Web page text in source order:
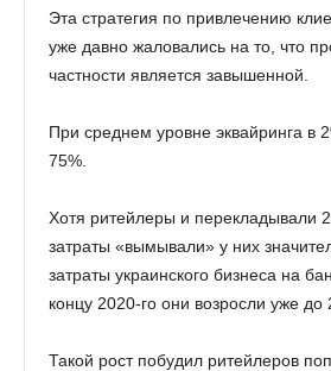
Эта стратегия по привлечению
уже давно жаловались на то, что
частности является завышенной.
При среднем уровне эквайринга в
75%.
Хотя ритейлеры и перекладывали
затраты «вымывали» у них
затраты украинского бизнеса на
концу 2020-го они возросли уже до
Такой рост побудил ритейлеров